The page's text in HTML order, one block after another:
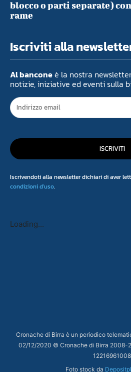
blocco o parti separate)
rame
Iscriviti alla
Al banconeè la nostra
notizie, iniziative ed eventi sulla
ISCRIVITI
Iscrivendoti alla newsletter dichiari di aver
condizioni d'uso.
Loading...
Cronache di Birra è un periodico
02/12/2020 © Cronache di Birra 2008-
12216961008
Foto stock da